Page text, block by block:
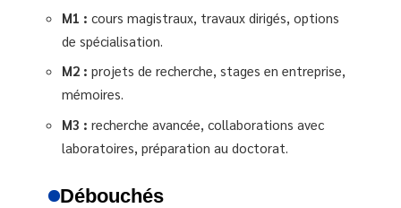
M1 : cours magistraux, travaux dirigés, options
de spécialisation.
M2 : projets de recherche, stages en entreprise,
mémoires.
M3 : recherche avancée, collaborations avec
laboratoires, préparation au doctorat.
Débouchés